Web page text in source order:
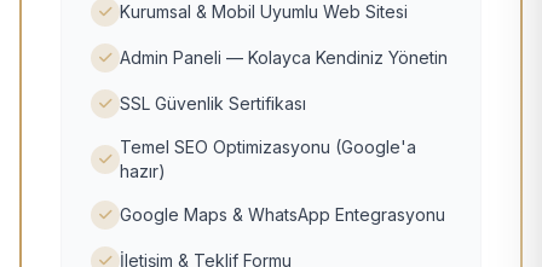
Kurumsal & Mobil Uyumlu Web Sitesi
Admin Paneli — Kolayca Kendiniz Yönetin
SSL Güvenlik Sertifikası
Temel SEO Optimizasyonu (Google'a
hazır)
Google Maps & WhatsApp Entegrasyonu
İletişim & Teklif Formu